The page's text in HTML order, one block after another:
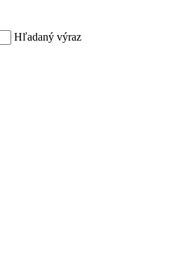
Hľadaný výraz